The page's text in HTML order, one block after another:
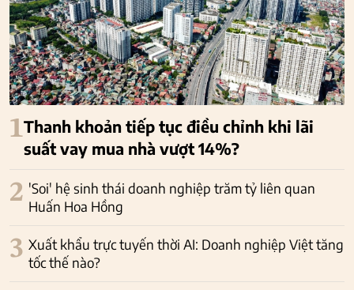
1Thanh khoản tiếp tục điều chỉnh khi lãi
suất vay mua nhà vượt 14%?
2 'Soi' hệ sinh thái doanh nghiệp trăm tỷ liên quan
Huấn Hoa Hồng
3 Xuất khẩu trực tuyến thời AI: Doanh nghiệp Việt tăng
tốc thế nào?